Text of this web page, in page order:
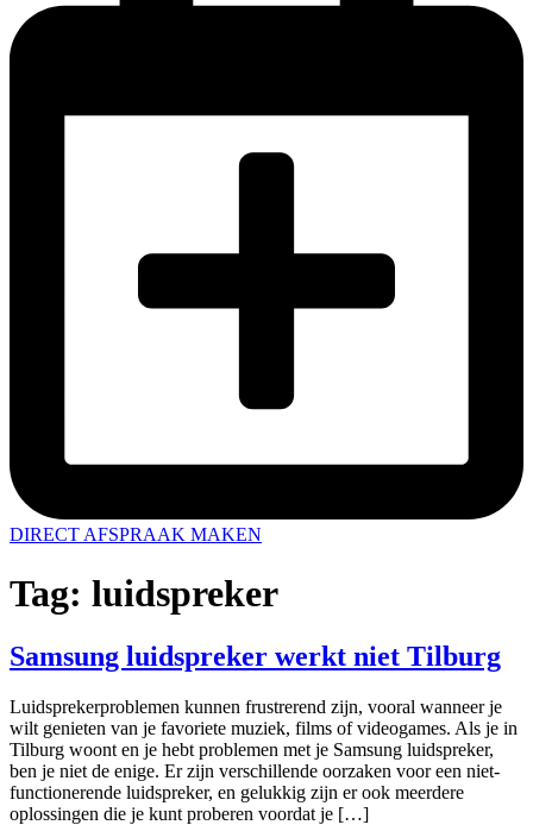
DIRECT AFSPRAAK MAKEN
Tag: luidspreker
Samsung luidspreker werkt niet Tilburg
Luidsprekerproblemen kunnen frustrerend zijn, vooral wanneer je
wilt genieten van je favoriete muziek, films of videogames. Als je in
Tilburg woont en je hebt problemen met je Samsung luidspreker,
ben je niet de enige. Er zijn verschillende oorzaken voor een niet-
functionerende luidspreker, en gelukkig zijn er ook meerdere
oplossingen die je kunt proberen voordat je […]